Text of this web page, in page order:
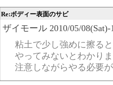
Re:ボディー表面のサビ
ザイモール 2010/05/08(Sat)-
粘土で少し強めに擦る
やってみないとわかり
注意しながらやる必要